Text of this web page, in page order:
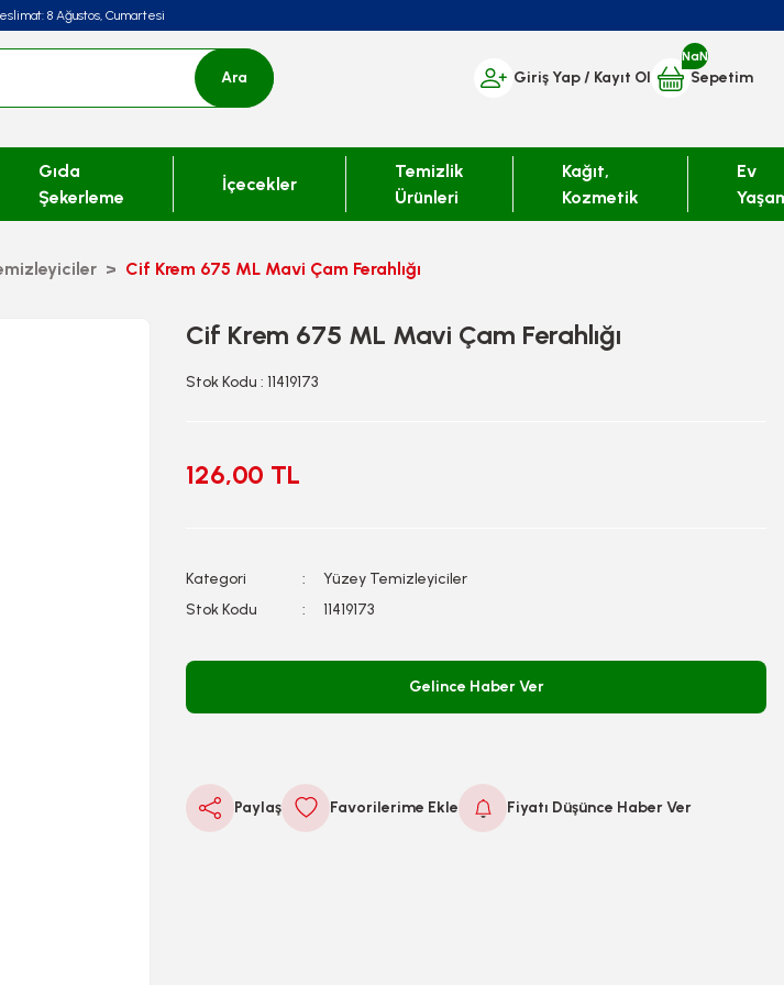
8 Ağustos, Cumartesi
Ara Giriş Yap/ Kayıt Ol
NaN
Sepetim
Gıda
Şekerleme
İçecekler
Temizlik
Ürünleri
Kağıt,
Kozmetik
Ev
Cif Krem 675 ML Mavi Çam Ferahlığı
Cif Krem 675 ML Mavi Çam Ferahlığı
Stok Kodu : 11419173
126,00 TL
Kategori
Yüzey Temizleyiciler
Stok Kodu
11419173
Gelince Haber Ver
Paylaş Fiyatı Düşünce Haber Ver